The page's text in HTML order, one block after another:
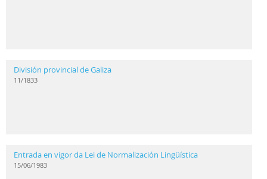
División provincial de Galiza
11/1833
Entrada en vigor da Lei de Normalización Lingüística
15/06/1983